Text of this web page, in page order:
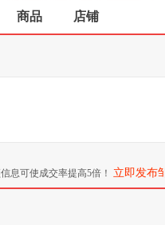
商品 店铺
息可使成交率提高5倍！ 立即发布